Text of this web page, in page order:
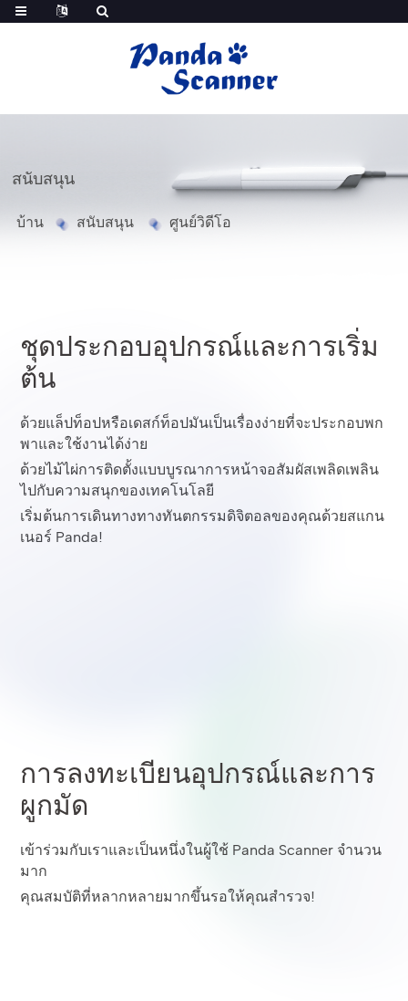
สนับสนุน
บ้าน สนับสนุน ศูนย์วิดีโอ
ชุดประกอบอุปกรณ์และการเริ่ม
ต้น
ด้วยแล็ปท็อปหรือเดสก์ท็อปมันเป็นเรื่องง่ายที่จะประกอบพก
พาและใช้งานได้ง่าย
ด้วยไม้ไผ่การติดตั้งแบบบูรณาการหน้าจอสัมผัสเพลิดเพลิน
ไปกับความสนุกของเทคโนโลยี
เริ่มต้นการเดินทางทางทันตกรรมดิจิตอลของคุณด้วยสแกน
เนอร์ Panda!
การลงทะเบียนอุปกรณ์และการ
ผูกมัด
เข้าร่วมกับเราและเป็นหนึ่งในผู้ใช้ Panda Scanner จำนวน
มาก
คุณสมบัติที่หลากหลายมากขึ้นรอให้คุณสำรวจ!